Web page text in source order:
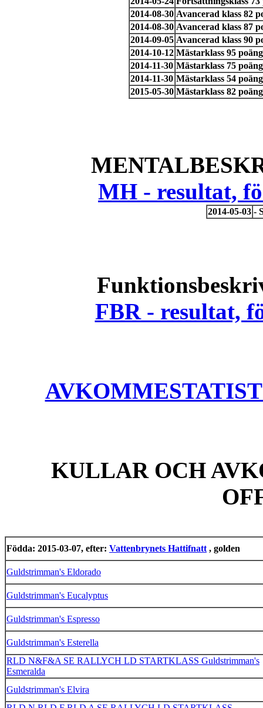
2014-08-30 Avancerad klass 82
2014-08-30 Avancerad klass 87
2014-09-05 Avancerad klass 90
2014-10-12 Mästarklass 95
2014-11-30 Mästarklass 75
2014-11-30 Mästarklass 54
2015-05-30 Mästarklass 82
MH - resultat,
2014-05-03 -
FBR - resultat,
KULLAR OCH
Födda: 2015-03-07, efter: Vattenbrynets Hattifnatt , golden
Guldstrimman's Eldorado
Guldstrimman's Eucalyptus
Guldstrimman's Espresso
Guldstrimman's Esterella
RLD N&F&A SE RALLYCH LD STARTKLASS Guldstrimman's
Esmeralda
Guldstrimman's Elvira